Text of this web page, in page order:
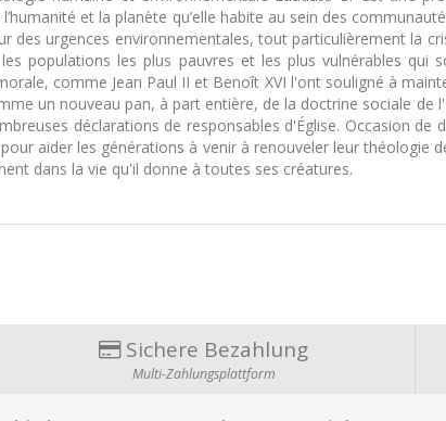
et la planète qu’elle habite au sein des
urgences environnementales, tout particulièrement la
populations les plus pauvres et les plus vulnérables qui
comme Jean Paul II et Benoît XVI l'ont souligné à
un nouveau pan, à part entière, de la doctrine sociale de
déclarations de responsables d'Église. Occasion
aider les générations à venir à renouveler leur théologie
dans la vie qu'il donne à toutes ses créatures.
Sichere Bezahlung
Multi-Zahlungsplattform